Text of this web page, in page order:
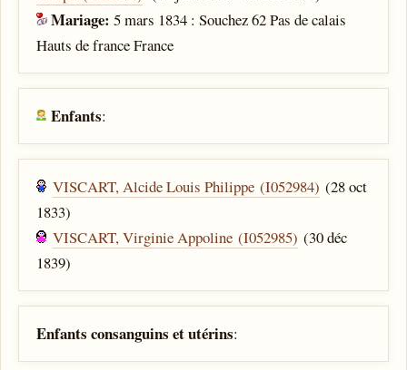
Mariage:5 mars 1834 : Souchez 62 Pas de calais
Hauts de france France
Enfants:
VISCART, Alcide Louis Philippe (I052984) (28 oct
1833)
VISCART, Virginie Appoline (I052985) (30 déc
1839)
Enfants consanguins et utérins: